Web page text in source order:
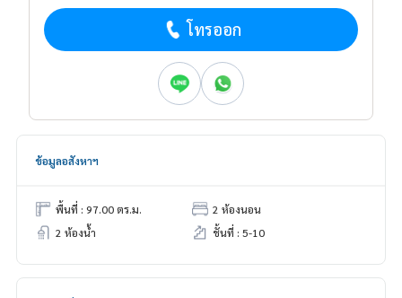
โทรออก
ข้อมูลอสังหาฯ
พื้นที่ : 97.00 ตร.ม.
2 ห้องนอน
2 ห้องน้ำ
ชั้นที่ : 5-10